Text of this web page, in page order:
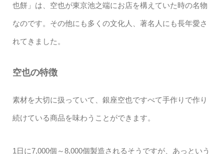
也餅」は、空也が東京池之端にお店を構えていた時の名物
なのです。その他にも多くの文化人、著名人にも長年愛さ
れてきました。
空也の特徴
素材を大切に扱っていて、銀座空也ですべて手作りで作り
続けている商品を味わうことができます。
1日に7,000個～8,000個製造されるそうですが、あっという